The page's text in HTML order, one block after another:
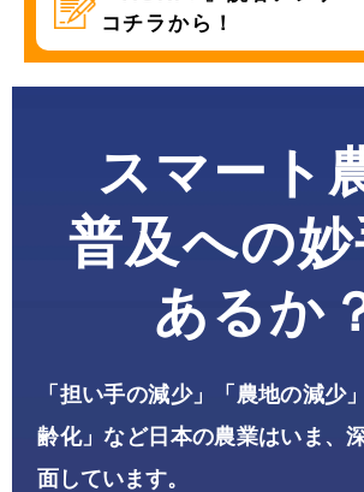
コチラから！
スマート
普及への
あるか
「担い手の減少」「農地の減少
齢化」など日本の農業はいま、
面しています。